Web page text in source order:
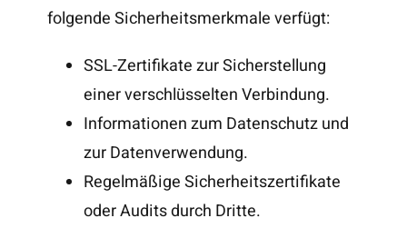
folgende Sicherheitsmerkmale verfügt:
SSL-Zertifikate zur Sicherstellung
einer verschlüsselten Verbindung.
Informationen zum Datenschutz und
zur Datenverwendung.
Regelmäßige Sicherheitszertifikate
oder Audits durch Dritte.